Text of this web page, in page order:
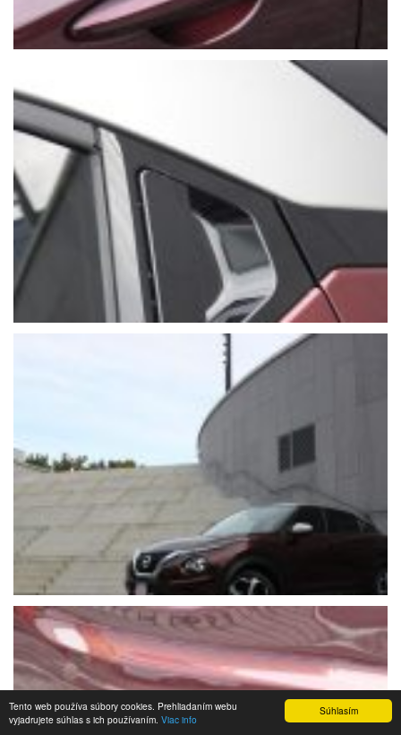
Súhlasím
Tento web používa súbory cookies. Prehliadaním webu
vyjadrujete súhlas s ich používaním. Viac info